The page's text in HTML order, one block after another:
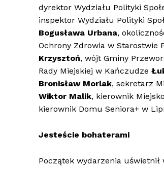
dyrektor Wydziału Polityki
inspektor Wydziału Polityki
Bogusława Urbana,
Ochrony Zdrowia w Starostwie
Krzysztoń, wójt Gminy
Rady Miejskiej w Kańczudze
Bronisław Morlak, sekretarz
Wiktor Malik, kierownik
kierownik Domu Seniora+ w
Jesteście bohaterami
Początek wydarzenia uświetnił